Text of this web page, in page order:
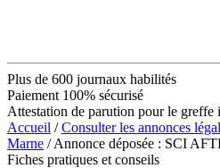
Plus de 600 journaux habilités
Paiement 100% sécurisé
Attestation de parution pour le greffe
Accueil /Consulter les annonces
Marne / Annonce déposée : SCI
Fiches pratiques et conseils